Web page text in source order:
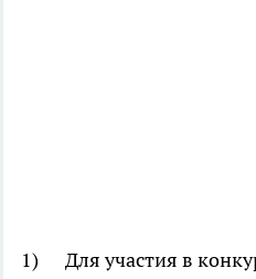
1) Для участия в